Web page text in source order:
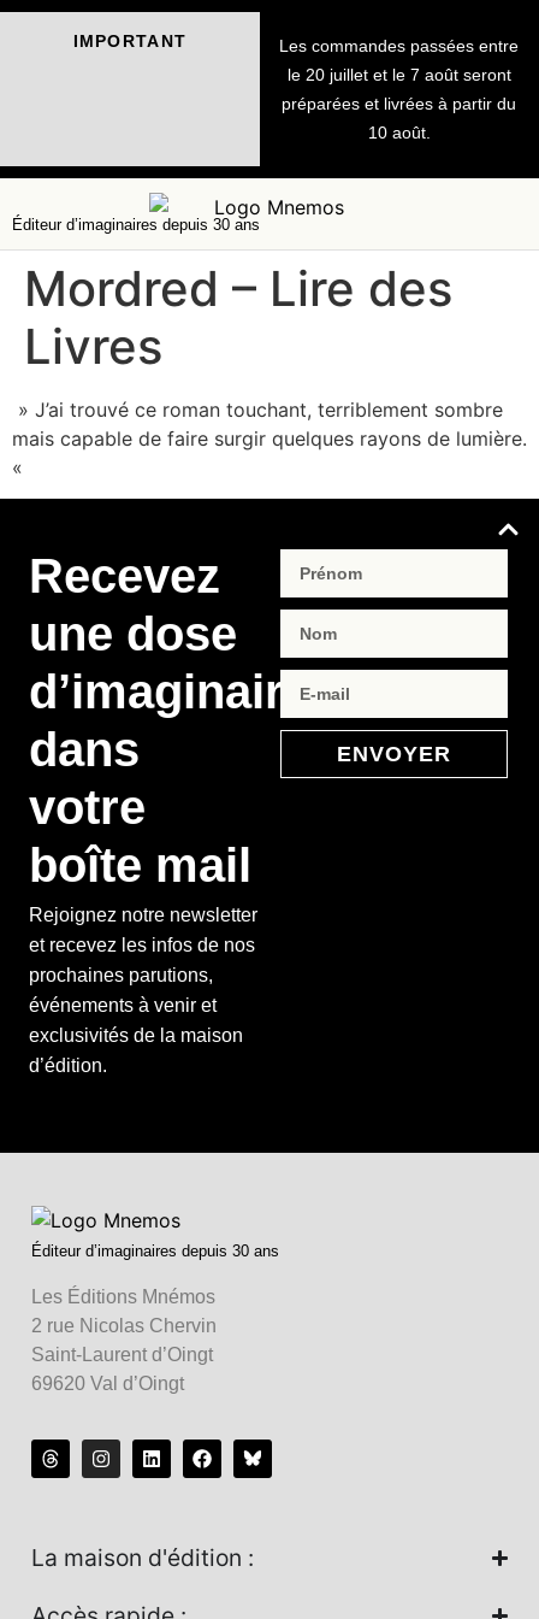
IMPORTANT
Les commandes passées entre
le 20 juillet et le 7 août seront
préparées et livrées à partir du
10 août.
Éditeur d’imaginaires depuis 30 ans
Mordred – Lire des
Livres
» J’ai trouvé ce roman touchant, terriblement sombre
mais capable de faire surgir quelques rayons de lumière.
«
Recevez
une dose
d’imaginaire
dans
votre
boîte mail
Rejoignez notre newsletter
et recevez les infos de nos
prochaines parutions,
événements à venir et
exclusivités de la maison
d’édition.
ENVOYER
Éditeur d’imaginaires depuis 30 ans
Les Éditions Mnémos
2 rue Nicolas Chervin
Saint-Laurent d’Oingt
69620 Val d’Oingt
La maison d'édition :